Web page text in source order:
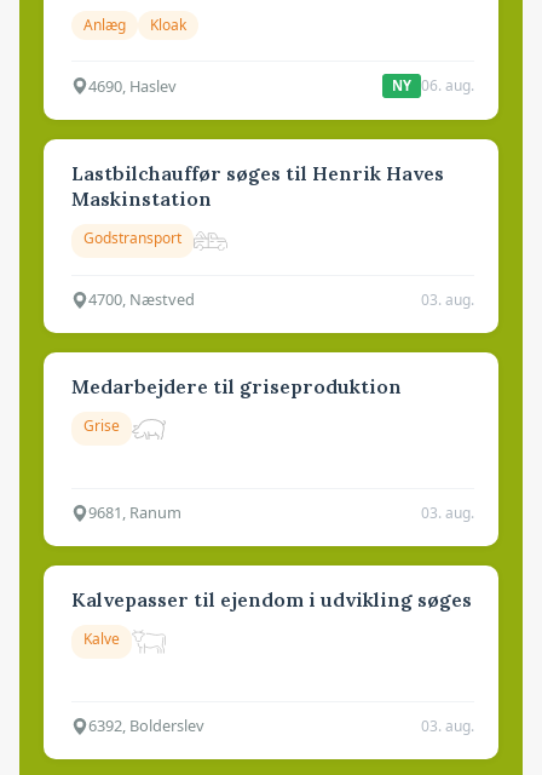
Anlæg Kloak
4690, Haslev NY 06. aug.
Lastbilchauffør søges til Henrik Haves
Maskinstation
Godstransport
4700, Næstved 03. aug.
Medarbejdere til griseproduktion
Grise
9681, Ranum 03. aug.
Kalvepasser til ejendom i udvikling søges
Kalve
6392, Bolderslev 03. aug.